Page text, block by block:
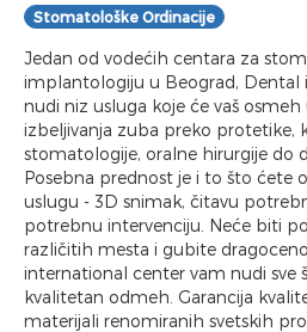
Stomatološke Ordinacije
Jedan od vodećih centara za
implantologiju u Beograd, Dental
nudi niz usluga koje će vaš
izbeljivanja zuba preko protetike,
stomatologije, oralne hirurgije do
Posebna prednost je i to što ćete
uslugu - 3D snimak, čitavu
potrebnu intervenciju. Neće biti
različitih mesta i gubite
international center vam nudi sve
kvalitetan odmeh. Garancija
materijali renomiranih svetskih